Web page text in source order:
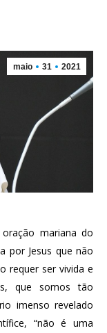
maio 31 2021
mariana do
por Jesus que não
requer ser vivida e
que somos tão
imenso revelado
“não é uma